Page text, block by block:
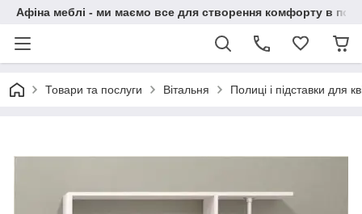
Афіна меблі - ми маємо все для створення комфорту в
Товари та послуги Вітальня Полиці і підставки для